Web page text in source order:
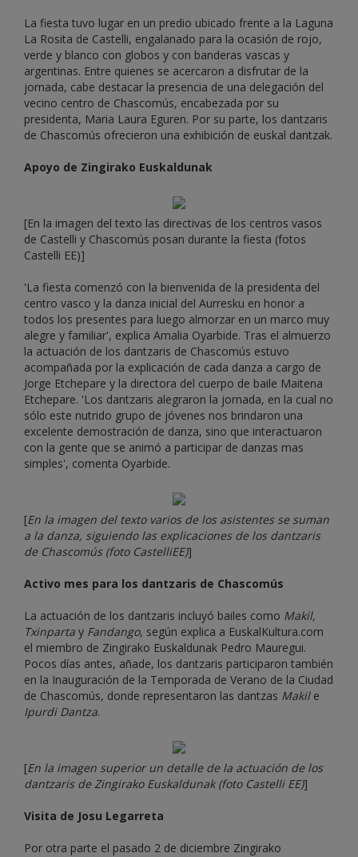
La fiesta tuvo lugar en un predio ubicado frente a la Laguna
La Rosita de Castelli, engalanado para la ocasión de rojo,
verde y blanco con globos y con banderas vascas y
argentinas. Entre quienes se acercaron a disfrutar de la
jornada, cabe destacar la presencia de una delegación del
vecino centro de Chascomús, encabezada por su
presidenta, Maria Laura Eguren. Por su parte, los dantzaris
de Chascomús ofrecieron una exhibición de euskal dantzak.
Apoyo de Zingirako Euskaldunak
[En la imagen del texto las directivas de los centros vasos
de Castelli y Chascomús posan durante la fiesta (fotos
Castelli EE)]
'La fiesta comenzó con la bienvenida de la presidenta del
centro vasco y la danza inicial del Aurresku en honor a
todos los presentes para luego almorzar en un marco muy
alegre y familiar', explica Amalia Oyarbide. Tras el almuerzo
la actuación de los dantzaris de Chascomús estuvo
acompañada por la explicación de cada danza a cargo de
Jorge Etchepare y la directora del cuerpo de baile Maitena
Etchepare. 'Los dantzaris alegraron la jornada, en la cual no
sólo este nutrido grupo de jóvenes nos brindaron una
excelente demostración de danza, sino que interactuaron
con la gente que se animó a participar de danzas mas
simples', comenta Oyarbide.
[En la imagen del texto varios de los asistentes se suman
a la danza, siguiendo las explicaciones de los dantzaris
de Chascomús (foto CastelliEE)]
Activo mes para los dantzaris de Chascomús
La actuación de los dantzaris incluyó bailes como Makil,
Txinparta y Fandango, según explica a EuskalKultura.com
el miembro de Zingirako Euskaldunak Pedro Mauregui.
Pocos días antes, añade, los dantzaris participaron también
en la Inauguración de la Temporada de Verano de la Ciudad
de Chascomús, donde representaron las dantzas Makile
Ipurdi Dantza.
[En la imagen superior un detalle de la actuación de los
dantzaris de Zingirako Euskaldunak (foto Castelli EE)]
Visita de Josu Legarreta
Por otra parte el pasado 2 de diciembre Zingirako